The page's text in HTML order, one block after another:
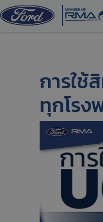
การใช้
ทุกโรง